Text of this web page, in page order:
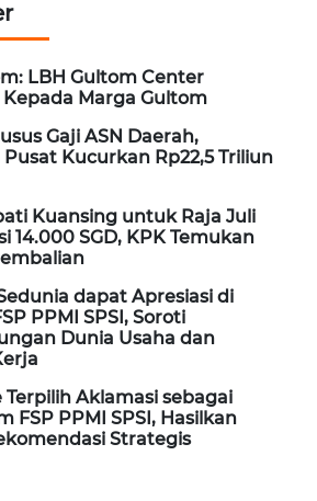
LBH Gultom Center
Marga Gultom
Gaji ASN Daerah,
Kucurkan Rp22,5 Triliun
Kuansing untuk Raja Juli
14.000 SGD, KPK Temukan
dapat Apresiasi di
PPMI SPSI, Soroti
Dunia Usaha dan
Aklamasi sebagai
FSP PPMI SPSI, Hasilkan
Strategis